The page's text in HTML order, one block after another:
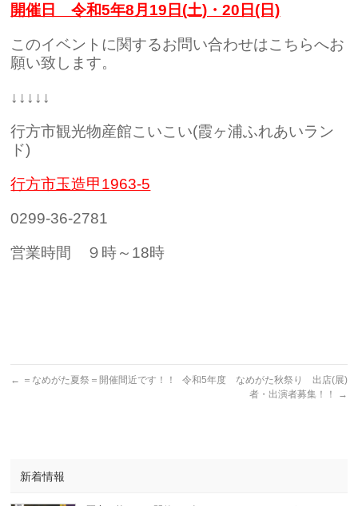
開催日 令和5年8月19日(土)・20日(日)
このイベントに関するお問い合わせはこちらへお
願い致します。
↓↓↓↓↓
行方市観光物産館こいこい(霞ヶ浦ふれあいラン
ド)
行方市玉造甲1963-5
0299-36-2781
営業時間 ９時～18時
← ＝なめがた夏祭＝開催間近です！！
令和5年度 なめがた秋祭り 出店(展)
者・出演者募集！！
→
新着情報